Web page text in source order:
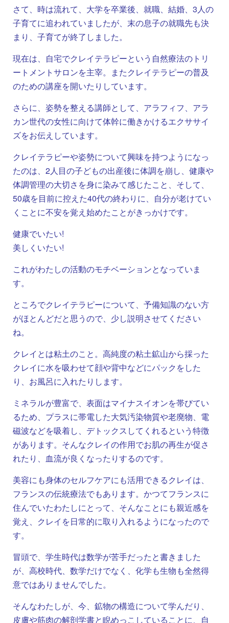
さて、時は流れて、大学を卒業後、就職、結婚、3人の
子育てに追われていましたが、末の息子の就職先も決
まり、子育てが終了しました。
現在は、自宅でクレイテラピーという自然療法のトリ
ートメントサロンを主宰。またクレイテラピーの普及
のための講座を開いたりしています。
さらに、姿勢を整える講師として、アラフィフ、アラ
カン世代の女性に向けて体幹に働きかけるエクササイ
ズをお伝えしています。
クレイテラピーや姿勢について興味を持つようになっ
たのは、2人目の子どもの出産後に体調を崩し、健康や
体調管理の大切さを身に染みて感じたこと、そして、
50歳を目前に控えた40代の終わりに、自分が老けてい
くことに不安を覚え始めたことがきっかけです。
健康でいたい!
美しくいたい!
これがわたしの活動のモチベーションとなっていま
す。
ところでクレイテラピーについて、予備知識のない方
がほとんどだと思うので、少し説明させてください
ね。
クレイとは粘土のこと。高純度の粘土鉱山から採った
クレイに水を吸わせて顔や背中などにパックをした
り、お風呂に入れたりします。
ミネラルが豊富で、表面はマイナスイオンを帯びてい
るため、プラスに帯電した大気汚染物質や老廃物、電
磁波などを吸着し、デトックスしてくれるという特徴
があります。そんなクレイの作用でお肌の再生が促さ
れたり、血流が良くなったりするのです。
美容にも身体のセルフケアにも活用できるクレイは、
フランスの伝統療法でもあります。かつてフランスに
住んでいたわたしにとって、そんなことにも親近感を
覚え、クレイを日常的に取り入れるようになったので
す。
冒頭で、学生時代は数学が苦手だったと書きました
が、高校時代、数学だけでなく、化学も生物も全然得
意ではありませんでした。
そんなわたしが、今、鉱物の構造について学んだり、
皮膚や筋肉の解剖学書と睨めっこしていることに、自